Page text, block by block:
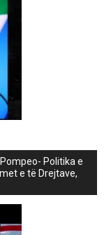
Politika e
e të Drejtave,